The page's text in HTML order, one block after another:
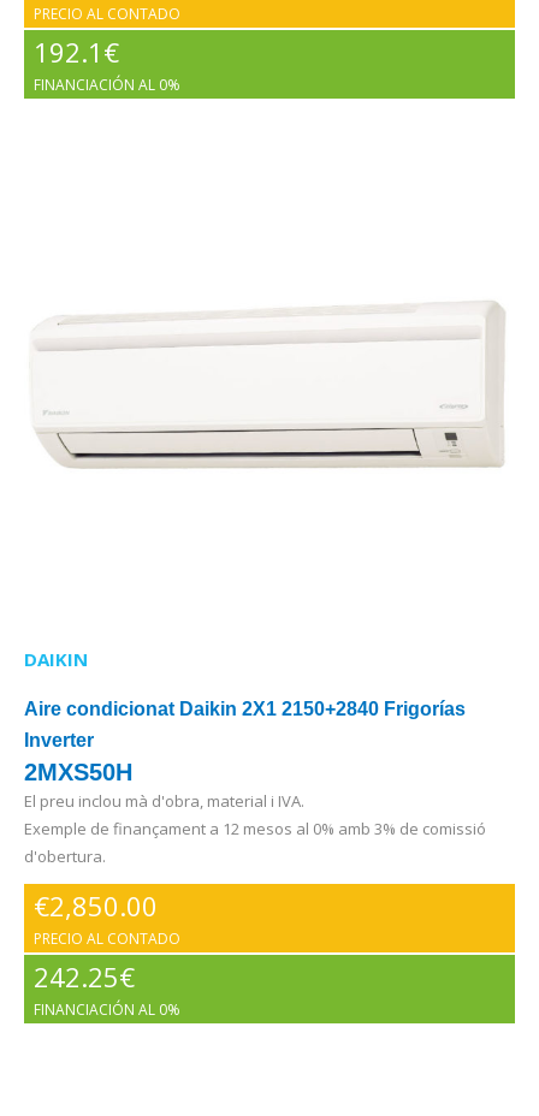
PRECIO AL CONTADO
192.1€
FINANCIACIÓN AL 0%
DAIKIN
Aire condicionat Daikin 2X1 2150+2840 Frigorías
Inverter
2MXS50H
El preu inclou mà d'obra, material i IVA.
Exemple de finançament a 12 mesos al 0% amb 3% de comissió
d'obertura.
€2,850.00
PRECIO AL CONTADO
242.25€
FINANCIACIÓN AL 0%